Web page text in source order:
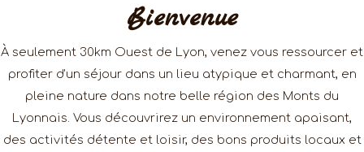
Bienvenue
À seulement 30km Ouest de Lyon, venez vous ressourcer et
profiter d'un séjour dans un lieu atypique et charmant, en
pleine nature dans notre belle région des Monts du
Lyonnais. Vous découvrirez un environnement apaisant,
des activités détente et loisir, des bons produits locaux et